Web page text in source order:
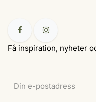
Få inspiration, nyheter